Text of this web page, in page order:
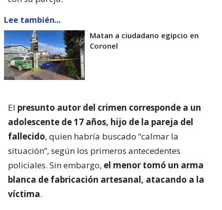
Lee también...
Matan a ciudadano egipcio en
Coronel
El presunto autor del crimen corresponde a un
adolescente de 17 años, hijo de la pareja del
fallecido, quien habría buscado “calmar la
situación”, según los primeros antecedentes
policiales. Sin embargo, el menor tomó un arma
blanca de fabricación artesanal, atacando a la
víctima.